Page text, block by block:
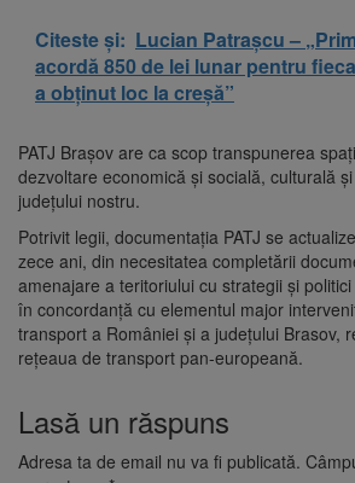
Citeste și: Lucian Patrașcu –
acordă 850 de lei lunar pentru
a obținut loc la creșă”
PATJ Braşov are ca scop transpunerea
dezvoltare economică şi socială, culturală
judeţului nostru.
Potrivit legii, documentaţia PATJ se
zece ani, din necesitatea completării
amenajare a teritoriului cu strategii şi
în concordanţă cu elementul major
transport a României şi a judeţului Brasov,
reţeaua de transport pan-europeană.
Lasă un răspuns
Adresa ta de email nu va fi publicată.